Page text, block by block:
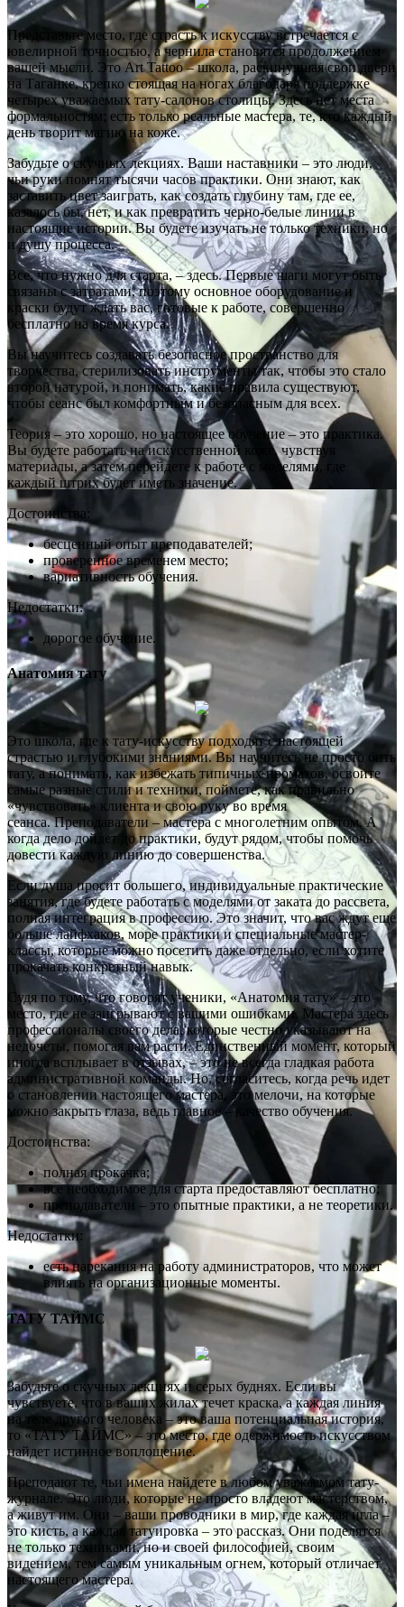
Представьте место, где страсть к искусству встречается с
ювелирной точностью, а чернила становятся продолжением
вашей мысли. Это Art Tattoo – школа, раскинувшая свои двери
на Таганке, крепко стоящая на ногах благодаря поддержке
четырех уважаемых тату-салонов столицы. Здесь нет места
формальностям; есть только реальные мастера, те, кто каждый
день творит магию на коже.
Забудьте о скучных лекциях. Ваши наставники – это люди,
чьи руки помнят тысячи часов практики. Они знают, как
заставить цвет заиграть, как создать глубину там, где ее,
казалось бы, нет, и как превратить черно-белые линии в
настоящие истории. Вы будете изучать не только техники, но
и душу процесса.
Все, что нужно для старта, – здесь. Первые шаги могут быть
связаны с затратами, поэтому основное оборудование и
краски будут ждать вас, готовые к работе, совершенно
бесплатно на время курса.
Вы научитесь создавать безопасное пространство для
творчества, стерилизовать инструменты так, чтобы это стало
второй натурой, и понимать, какие правила существуют,
чтобы сеанс был комфортным и безопасным для всех.
Теория – это хорошо, но настоящее обучение – это практика.
Вы будете работать на искусственной коже, чувствуя
материалы, а затем перейдете к работе с моделями, где
каждый штрих будет иметь значение.
Достоинства:
бесценный опыт преподавателей;
проверенное временем место;
вариативность обучения.
Недостатки:
дорогое обучение.
Анатомия тату
Это школа, где к тату-искусству подходят с настоящей
страстью и глубокими знаниями. Вы научитесь не просто бить
тату, а понимать, как избежать типичных промахов, освоите
самые разные стили и техники, поймете, как правильно
«чувствовать» клиента и свою руку во время
сеанса. Преподаватели – мастера с многолетним опытом. А
когда дело дойдет до практики, будут рядом, чтобы помочь
довести каждую линию до совершенства.
Если душа просит большего, индивидуальные практические
занятия, где будете работать с моделями от заката до рассвета,
полная интеграция в профессию. Это значит, что вас ждут еще
больше лайфхаков, море практики и специальные мастер-
классы, которые можно посетить даже отдельно, если хотите
прокачать конкретный навык.
Судя по тому, что говорят ученики, «Анатомия тату» – это
место, где не заигрывают с вашими ошибками. Мастера здесь
профессионалы своего дела, которые честно указывают на
недочеты, помогая вам расти. Единственный момент, который
иногда всплывает в отзывах, – это не всегда гладкая работа
административной команды. Но, согласитесь, когда речь идет
о становлении настоящего мастера, это мелочи, на которые
можно закрыть глаза, ведь главное – качество обучения.
Достоинства:
полная прокачка;
все необходимое для старта предоставляют бесплатно;
преподаватели – это опытные практики, а не теоретики.
Недостатки:
есть нарекания на работу администраторов, что может
влиять на организационные моменты.
ТАТУ ТАЙМС
Забудьте о скучных лекциях и серых буднях. Если вы
чувствуете, что в ваших жилах течет краска, а каждая линия
на теле другого человека – это ваша потенциальная история,
то «ТАТУ ТАЙМС» – это место, где одержимость искусством
найдет истинное воплощение.
Преподают те, чьи имена найдете в любом уважаемом тату-
журнале. Это люди, которые не просто владеют мастерством,
а живут им. Они – ваши проводники в мир, где каждая игла –
это кисть, а каждая татуировка – это рассказ. Они поделятся
не только техниками, но и своей философией, своим
видением, тем самым уникальным огнем, который отличает
настоящего мастера.